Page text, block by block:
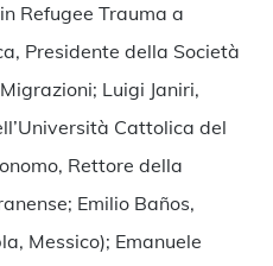
Refugee Trauma a
Presidente della Società
Luigi Janiri,
Cattolica del
Rettore della
Emilio Baños,
Messico); Emanuele